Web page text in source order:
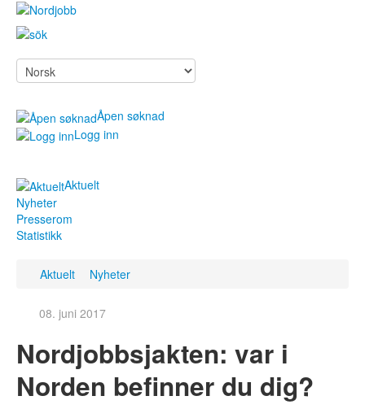
Åpen søknad
Logg inn
Søk jobb
For arbeidsgivere
Aktuelt
Ledige jobber
Praktisk hjelp
Fortellinger
Aktuelt
Nyheter
Presserom
Statistikk
Aktuelt Nyheter
08. juni 2017
Nordjobbsjakten: var i
Norden befinner du dig?